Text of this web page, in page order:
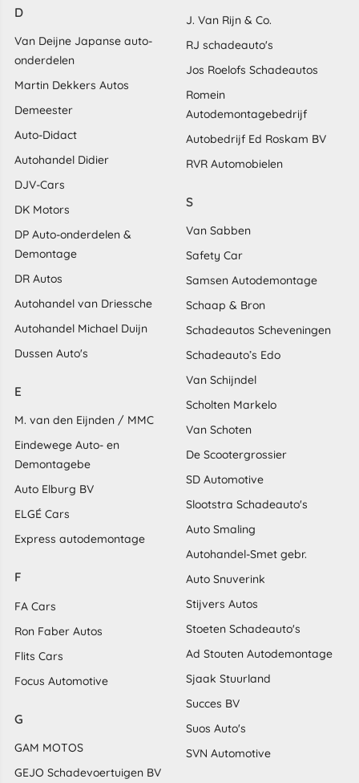
D
Van Deijne Japanse auto-
onderdelen
Martin Dekkers Autos
Demeester
Auto-Didact
Autohandel Didier
DJV-Cars
DK Motors
DP Auto-onderdelen &
Demontage
DR Autos
Autohandel van Driessche
Autohandel Michael Duijn
Dussen Auto's
E
M. van den Eijnden / MMC
Eindewege Auto- en
Demontagebe
Auto Elburg BV
ELGÉ Cars
Express autodemontage
F
FA Cars
Ron Faber Autos
Flits Cars
Focus Automotive
G
GAM MOTOS
GEJO Schadevoertuigen BV
J. Van Rijn & Co.
RJ schadeauto's
Jos Roelofs Schadeautos
Romein
Autodemontagebedrijf
Autobedrijf Ed Roskam BV
RVR Automobielen
S
Van Sabben
Safety Car
Samsen Autodemontage
Schaap & Bron
Schadeautos Scheveningen
Schadeauto’s Edo
Van Schijndel
Scholten Markelo
Van Schoten
De Scootergrossier
SD Automotive
Slootstra Schadeauto's
Auto Smaling
Autohandel-Smet gebr.
Auto Snuverink
Stijvers Autos
Stoeten Schadeauto's
Ad Stouten Autodemontage
Sjaak Stuurland
Succes BV
Suos Auto's
SVN Automotive